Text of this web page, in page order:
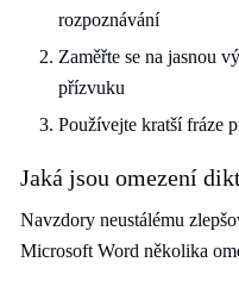
rozpoznávání
Zaměřte se na jasnou
přízvuku
Používejte kratší fráze
Jaká jsou omezení
Navzdory neustálému
Microsoft Word několika